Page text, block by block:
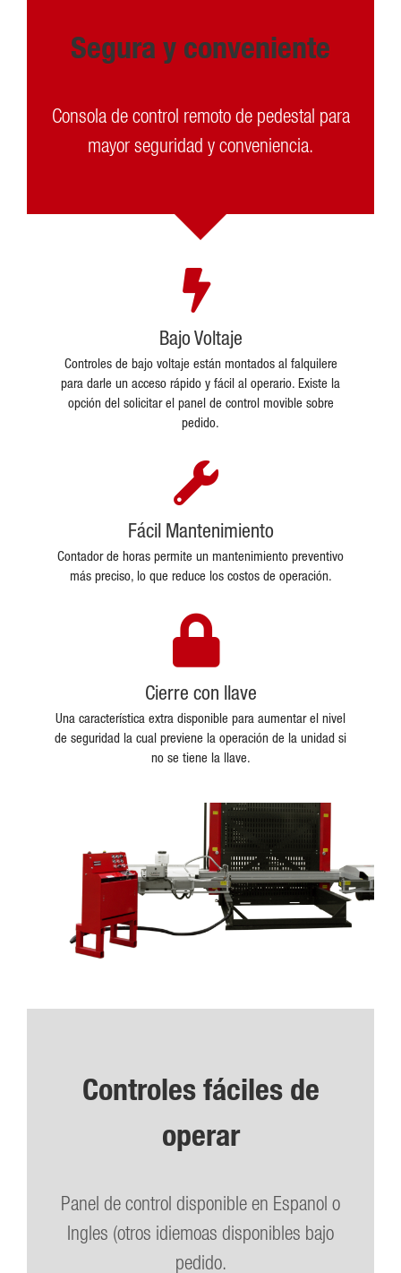
Segura y conveniente
Consola de control remoto de pedestal para
mayor seguridad y conveniencia.
Bajo Voltaje
Controles de bajo voltaje están montados al falquilere
para darle un acceso rápido y fácil al operario. Existe la
opción del solicitar el panel de control movible sobre
pedido.
Fácil Mantenimiento
Contador de horas permite un mantenimiento preventivo
más preciso, lo que reduce los costos de operación.
Cierre con llave
Una característica extra disponible para aumentar el nivel
de seguridad la cual previene la operación de la unidad si
no se tiene la llave.
Controles fáciles de
operar
Panel de control disponible en Espanol o
Ingles (otros idiemoas disponibles bajo
pedido.